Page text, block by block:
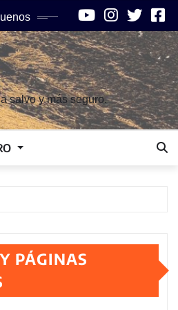
salvo y más seguro.
PÁGINAS